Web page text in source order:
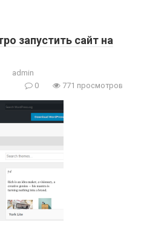
запустить сайт на
admin
0
771 просмотров